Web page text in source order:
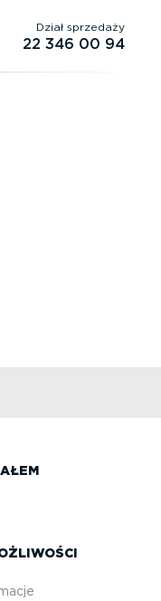
Dział sprzedaży
22 346 00 94